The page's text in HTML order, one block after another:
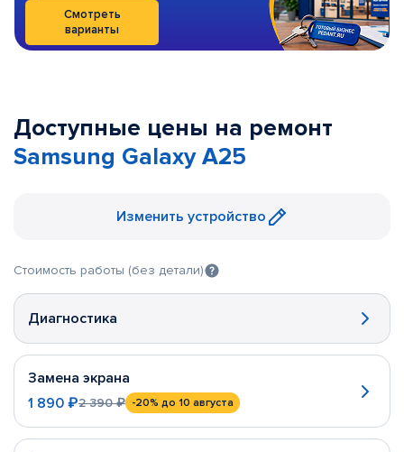
Смотреть
варианты
Доступные цены на ремонт
Samsung Galaxy A25
Изменить устройство
Стоимость работы (без детали)
Диагностика
Замена экрана
1 890 ₽2 390 ₽ -20% до 10 августа